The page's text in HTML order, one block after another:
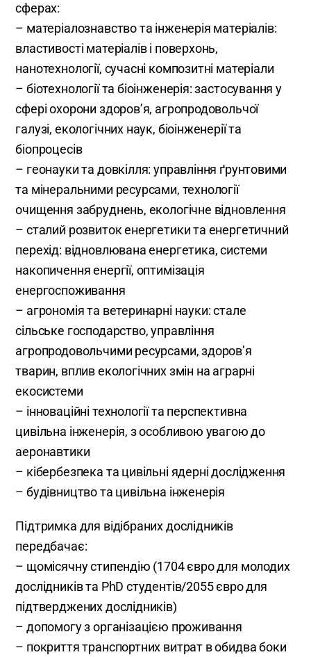
сферах:
– матеріалознавство та інженерія матеріалів:
властивості матеріалів і поверхонь,
нанотехнології, сучасні композитні матеріали
– біотехнології та біоінженерія: застосування у
сфері охорони здоров’я, агропродовольчої
галузі, екологічних наук, біоінженерії та
біопроцесів
– геонауки та довкілля: управління ґрунтовими
та мінеральними ресурсами, технології
очищення забруднень, екологічне відновлення
– сталий розвиток енергетики та енергетичний
перехід: відновлювана енергетика, системи
накопичення енергії, оптимізація
енергоспоживання
– агрономія та ветеринарні науки: стале
сільське господарство, управління
агропродовольчими ресурсами, здоров’я
тварин, вплив екологічних змін на аграрні
екосистеми
– інноваційні технології та перспективна
цивільна інженерія, з особливою увагою до
аеронавтики
– кібербезпека та цивільні ядерні дослідження
– будівництво та цивільна інженерія
Підтримка для відібраних дослідників
передбачає:
– щомісячну стипендію (1704 євро для молодих
дослідників та PhD студентів/2055 євро для
підтверджених дослідників)
– допомогу з організацією проживання
– покриття транспортних витрат в обидва боки